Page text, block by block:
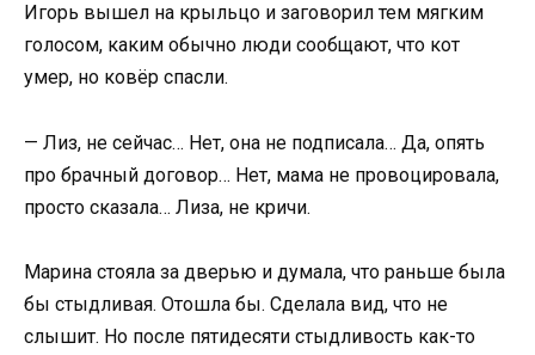
Игорь вышел на крыльцо и заговорил тем мягким
голосом, каким обычно люди сообщают, что кот
умер, но ковёр спасли.
— Лиз, не сейчас… Нет, она не подписала… Да, опять
про брачный договор… Нет, мама не провоцировала,
просто сказала… Лиза, не кричи.
Марина стояла за дверью и думала, что раньше была
бы стыдливая. Отошла бы. Сделала вид, что не
слышит. Но после пятидесяти стыдливость как-то